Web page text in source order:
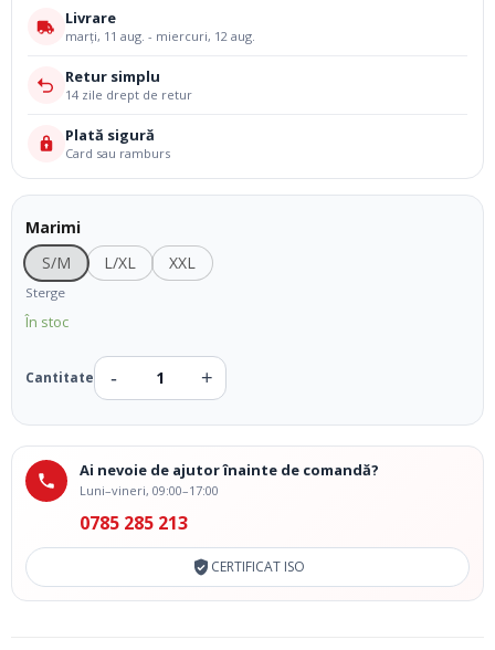
Livrare
marți, 11 aug. - miercuri, 12 aug.
Retur simplu
14 zile drept de retur
Plată sigură
Card sau ramburs
Marimi
S/M
L/XL XXL
Sterge
În stoc
Ai nevoie de ajutor înainte de comandă?
Luni–vineri, 09:00–17:00
0785 285 213
CERTIFICAT ISO